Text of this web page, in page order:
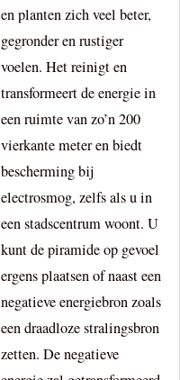
en planten zich veel beter,
gegronder en rustiger
voelen. Het reinigt en
transformeert de energie in
een ruimte van zo’n 200
vierkante meter en biedt
bescherming bij
electrosmog, zelfs als u in
een stadscentrum woont. U
kunt de piramide op gevoel
ergens plaatsen of naast een
negatieve energiebron zoals
een draadloze stralingsbron
zetten. De negatieve